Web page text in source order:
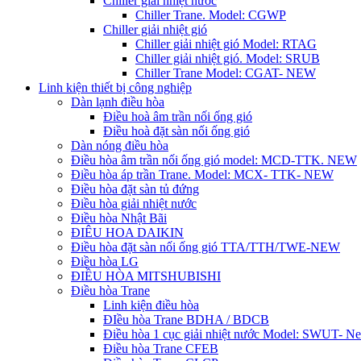
Chiller Trane. Model: CGWP
Chiller giải nhiệt gió
Chiller giải nhiệt gió Model: RTAG
Chiller giải nhiệt gió. Model: SRUB
Chiller Trane Model: CGAT- NEW
Linh kiện thiết bị công nghiệp
Dàn lạnh điều hòa
Điều hoà âm trần nối ống gió
Điều hoà đặt sàn nối ống gió
Dàn nóng điều hòa
Điều hòa âm trần nối ống gió model: MCD-TTK. NEW
Điều hòa áp trần Trane. Model: MCX- TTK- NEW
Điều hòa đặt sàn tủ đứng
Điều hòa giải nhiệt nước
Điều hòa Nhật Bãi
ĐIÊU HOA DAIKIN
Điều hòa đặt sàn nối ống gió TTA/TTH/TWE-NEW
Điều hòa LG
ĐIỀU HÒA MITSHUBISHI
Điều hòa Trane
Linh kiện điều hòa
ĐIều hòa Trane BDHA / BDCB
Điều hòa 1 cục giải nhiệt nước Model: SWUT-
Điều hòa Trane CFEB